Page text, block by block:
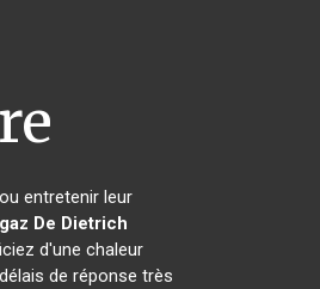
entretenir leur
De Dietrich
d'une chaleur
de réponse très